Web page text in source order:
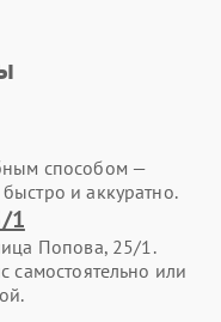
способом —
и аккуратно.
1
Попова, 25/1.
самостоятельно или